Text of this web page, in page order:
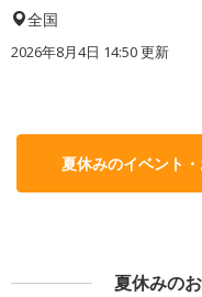
全国
2026年8月4日 14:50更新
夏休みのイベント
夏休みの